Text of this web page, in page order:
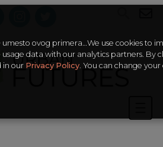
umesto ovog primera…We use cookies to
data with our analytics partners. By
in our Privacy Policy. You can change